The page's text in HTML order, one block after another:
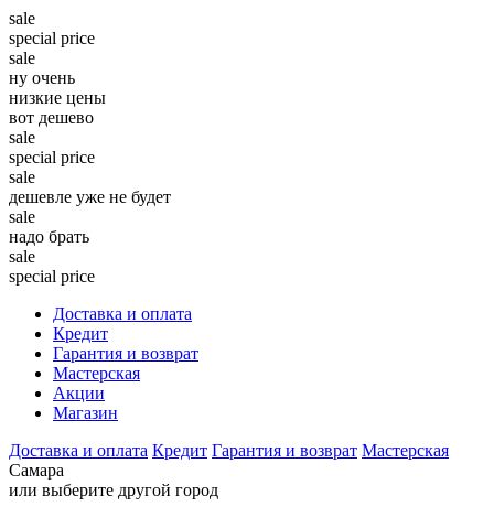
sale
special price
sale
ну очень
низкие цены
вот дешево
sale
special price
sale
дешевле уже не будет
sale
надо брать
sale
special price
Доставка и оплата
Кредит
Гарантия и возврат
Мастерская
Акции
Магазин
Доставка и оплата Кредит Гарантия и возврат Мастерская
Самара
или выберите другой город